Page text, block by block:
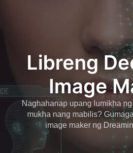
Libreng
Image
Naghahanap upang lumikha
mukha nang mabilis?
image maker ng
awtomatikong
nagbibigay sa iyo